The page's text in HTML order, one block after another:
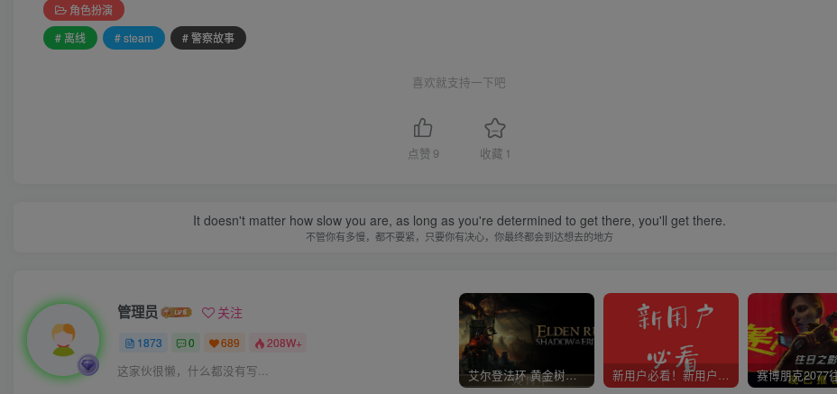
角色扮演
# 离线
# steam # 警察故事
喜欢就支持一下吧
点赞 9 收藏 1
It doesn't matter how slow you are, as long as you're determined to get there, you'll get there.
不管你有多慢，都不要紧，只要你有决心，你最终都会到达想去的地方
管理员 关注
1873 0 689 208W+
这家伙很懒，什么都没有写... 艾尔登法环 黄金树幽影 新用户必看！新用户必看！新用户必看！！！